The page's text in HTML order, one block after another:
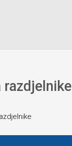
razdjelnike